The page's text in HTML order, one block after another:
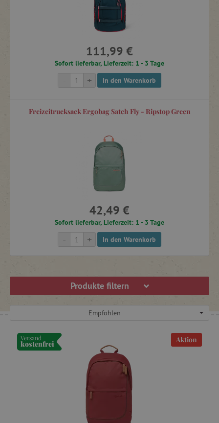
111,99 €
Sofort lieferbar, Lieferzeit: 1 - 3 Tage
+
- In den Warenkorb
Freizeitrucksack Ergobag Satch Fly - Ripstop Green
42,49 €
Sofort lieferbar, Lieferzeit: 1 - 3 Tage
+
- In den Warenkorb
Produkte filtern
Empfohlen
Versand
kostenfrei Aktion